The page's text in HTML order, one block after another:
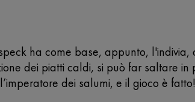
ha come base, appunto, l'indivia,
dei piatti caldi, si può far saltare
dei salumi, e il gioco è fatto!